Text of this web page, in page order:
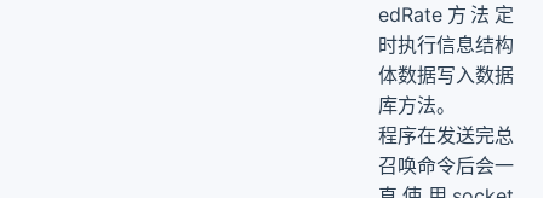
edRate方法定
时执行信息结构
体数据写入数据
库方法。
程序在发送完总
召唤命令后会一